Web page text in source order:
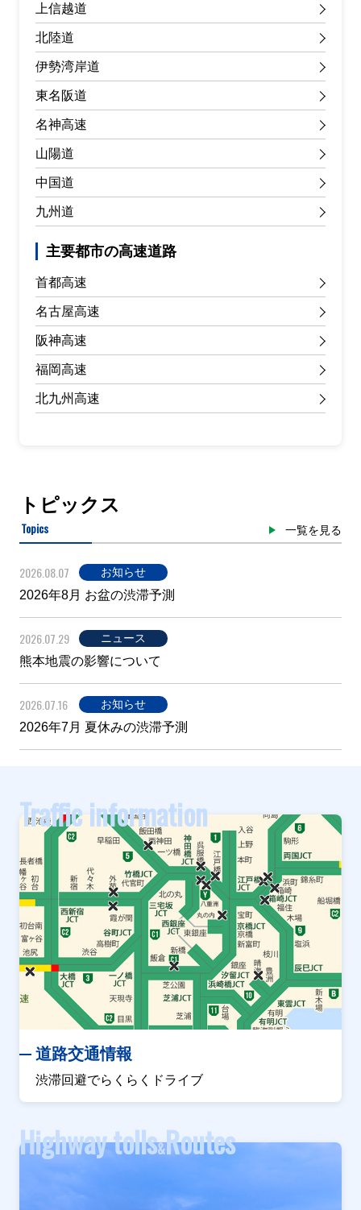
上信越道
北陸道
伊勢湾岸道
東名阪道
名神高速
山陽道
中国道
九州道
主要都市の高速道路
首都高速
名古屋高速
阪神高速
福岡高速
北九州高速
トピックス
Topics 一覧を見る
2026.08.07 お知らせ
2026年8月 お盆の渋滞予測
2026.07.29 ニュース
熊本地震の影響について
2026.07.16 お知らせ
2026年7月 夏休みの渋滞予測
Traffic information
道路交通情報
渋滞回避でらくらくドライブ
Highway tolls&Routes